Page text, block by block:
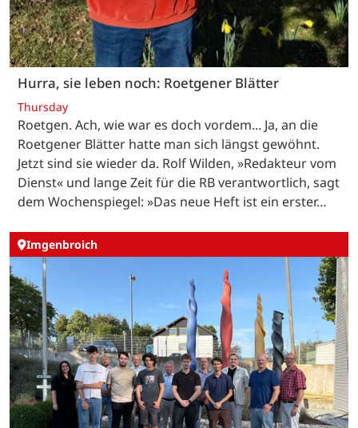
Hurra, sie leben noch: Roetgener Blätter
Thursday
Roetgen. Ach, wie war es doch vordem... Ja, an die
Roetgener Blätter hatte man sich längst gewöhnt.
Jetzt sind sie wieder da. Rolf Wilden, »Redakteur vom
Dienst« und lange Zeit für die RB verantwortlich, sagt
dem Wochenspiegel: »Das neue Heft ist ein erster…
Imgenbroich